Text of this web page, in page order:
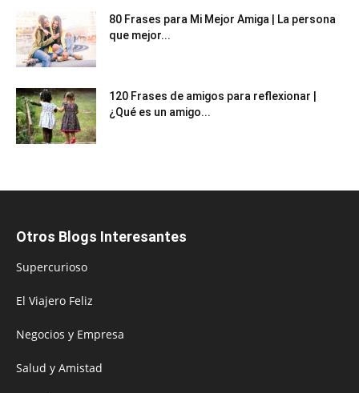
80 Frases para Mi Mejor Amiga | La persona
que mejor...
120 Frases de amigos para reflexionar |
¿Qué es un amigo...
Otros Blogs Interesantes
Supercurioso
El Viajero Feliz
Negocios y Empresa
Salud y Amistad